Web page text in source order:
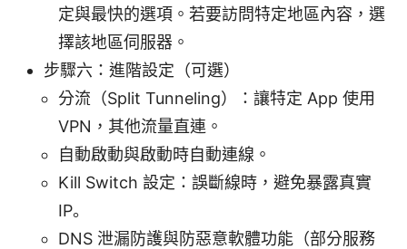
定與最快的選項。若要訪問特定地區內容，選
擇該地區伺服器。
步驟六：進階設定（可選）
分流（Split Tunneling）：讓特定 App 使用
VPN，其他流量直連。
自動啟動與啟動時自動連線。
Kill Switch 設定：誤斷線時，避免暴露真實
IP。
DNS 泄漏防護與防惡意軟體功能（部分服務